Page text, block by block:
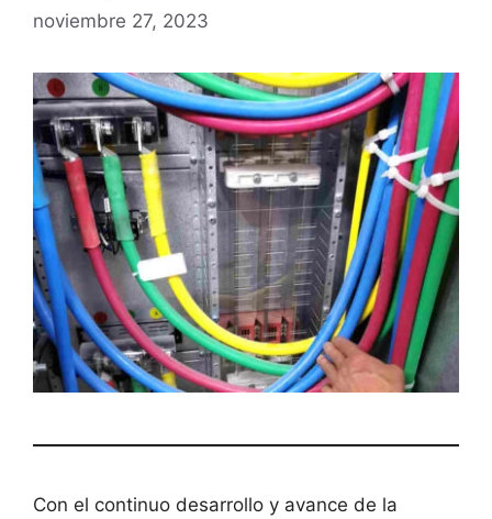
noviembre 27, 2023
Con el continuo desarrollo y avance de la